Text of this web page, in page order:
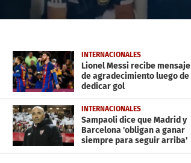
INTERNACIONALES
Lionel Messi recibe mensaje
de agradecimiento luego de
dedicar gol
INTERNACIONALES
Sampaoli dice que Madrid y
Barcelona 'obligan a ganar
siempre para seguir arriba'